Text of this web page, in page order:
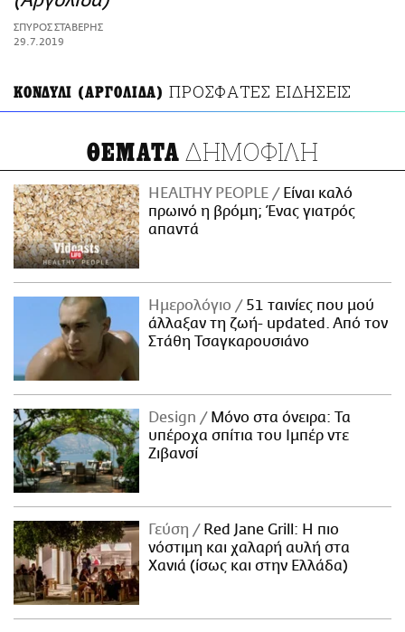
ΑΜΠΑ
PRINT
ΣΠΥΡΟΣ ΣΤΑΒΕΡΗΣ
29.7.2019
ΚΟΝΔΥΛΙ (ΑΡΓΟΛΙΔΑ) ΠΡΟΣΦΑΤΕΣ ΕΙΔΗΣΕΙΣ
ΘΕΜΑΤΑ ΔΗΜΟΦΙΛΗ
HEALTHY PEOPLE
Είναι καλό
πρωινό η βρόμη; Ένας γιατρός
απαντά
Ημερολόγιο
51 ταινίες που μού
άλλαξαν τη ζωή- updated. Aπό τον
Στάθη Τσαγκαρουσιάνο
Design
Μόνο στα όνειρα: Τα
υπέροχα σπίτια του Ιμπέρ ντε
Ζιβανσί
Γεύση
Red Jane Grill: Η πιο
νόστιμη και χαλαρή αυλή στα
Χανιά (ίσως και στην Ελλάδα)